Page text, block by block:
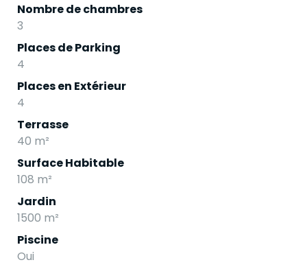
Nombre de chambres
3
Places de Parking
4
Places en Extérieur
4
Terrasse
40 m²
Surface Habitable
108 m²
Jardin
1500 m²
Piscine
Oui